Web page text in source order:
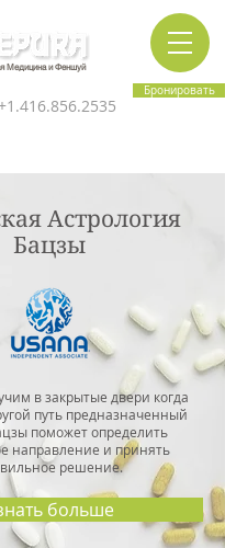
Медицина и Феншуй
Бронировать
Астрология
Бацзы
в закрытые двери когда
путь предназначенный
поможет определить
направление и принять
решение.
больше